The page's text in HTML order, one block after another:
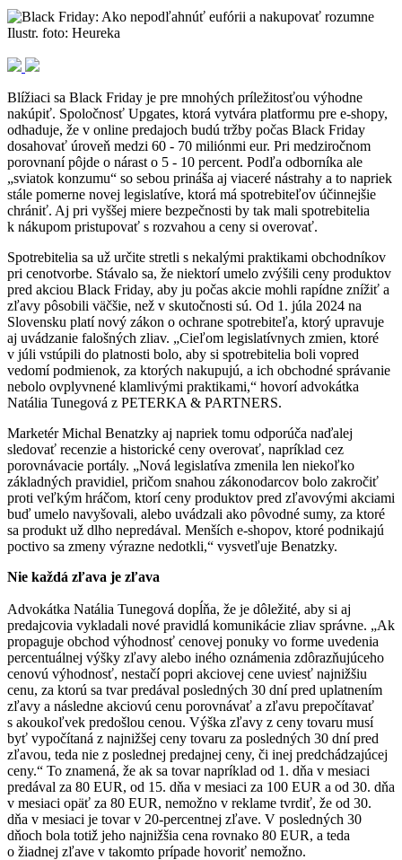
Ilustr. foto: Heureka
Blížiaci sa Black Friday je pre mnohých príležitosťou výhodne
nakúpiť. Spoločnosť Upgates, ktorá vytvára platformu pre e-shopy,
odhaduje, že v online predajoch budú tržby počas Black Friday
dosahovať úroveň medzi 60 - 70 miliónmi eur. Pri medziročnom
porovnaní pôjde o nárast o 5 - 10 percent. Podľa odborníka ale
„sviatok konzumu“ so sebou prináša aj viaceré nástrahy a to napriek
stále pomerne novej legislatíve, ktorá má spotrebiteľov účinnejšie
chrániť. Aj pri vyššej miere bezpečnosti by tak mali spotrebitelia
k nákupom pristupovať s rozvahou a ceny si overovať.
Spotrebitelia sa už určite stretli s nekalými praktikami obchodníkov
pri cenotvorbe. Stávalo sa, že niektorí umelo zvýšili ceny produktov
pred akciou Black Friday, aby ju počas akcie mohli rapídne znížiť a
zľavy pôsobili väčšie, než v skutočnosti sú. Od 1. júla 2024 na
Slovensku platí nový zákon o ochrane spotrebiteľa, ktorý upravuje
aj uvádzanie falošných zliav. „Cieľom legislatívnych zmien, ktoré
v júli vstúpili do platnosti bolo, aby si spotrebitelia boli vopred
vedomí podmienok, za ktorých nakupujú, a ich obchodné správanie
nebolo ovplyvnené klamlivými praktikami,“ hovorí advokátka
Natália Tunegová z PETERKA & PARTNERS.
Marketér Michal Benatzky aj napriek tomu odporúča naďalej
sledovať recenzie a historické ceny overovať, napríklad cez
porovnávacie portály. „Nová legislatíva zmenila len niekoľko
základných pravidiel, pričom snahou zákonodarcov bolo zakročiť
proti veľkým hráčom, ktorí ceny produktov pred zľavovými akciami
buď umelo navyšovali, alebo uvádzali ako pôvodné sumy, za ktoré
sa produkt už dlho nepredával. Menších e-shopov, ktoré podnikajú
poctivo sa zmeny výrazne nedotkli,“ vysvetľuje Benatzky.
Nie každá zľava je zľava
Advokátka Natália Tunegová dopĺňa, že je dôležité, aby si aj
predajcovia vykladali nové pravidlá komunikácie zliav správne. „Ak
propaguje obchod výhodnosť cenovej ponuky vo forme uvedenia
percentuálnej výšky zľavy alebo iného oznámenia zdôrazňujúceho
cenovú výhodnosť, nestačí popri akciovej cene uviesť najnižšiu
cenu, za ktorú sa tvar predával posledných 30 dní pred uplatnením
zľavy a následne akciovú cenu porovnávať a zľavu prepočítavať
s akoukoľvek predošlou cenou. Výška zľavy z ceny tovaru musí
byť vypočítaná z najnižšej ceny tovaru za posledných 30 dní pred
zľavou, teda nie z poslednej predajnej ceny, či inej predchádzajúcej
ceny.“ To znamená, že ak sa tovar napríklad od 1. dňa v mesiaci
predával za 80 EUR, od 15. dňa v mesiaci za 100 EUR a od 30. dňa
v mesiaci opäť za 80 EUR, nemožno v reklame tvrdiť, že od 30.
dňa v mesiaci je tovar v 20-percentnej zľave. V posledných 30
dňoch bola totiž jeho najnižšia cena rovnako 80 EUR, a teda
o žiadnej zľave v takomto prípade hovoriť nemožno.